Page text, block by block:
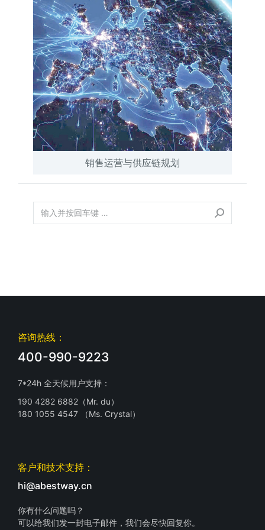
销售运营与供应链规划
咨询热线：
400-990-9223
7*24h 全天候用户支持：
190 4282 6882（Mr. du）
180 1055 4547 （Ms. Crystal）
客户和技术支持：
hi@abestway.cn
你有什么问题吗？
可以给我们发一封电子邮件，我们会尽快回复你。